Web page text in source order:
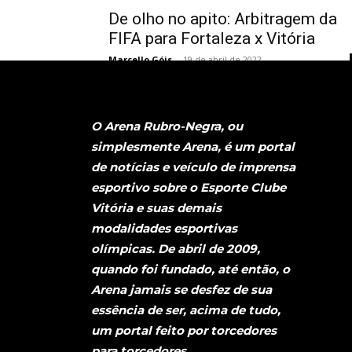
De olho no apito: Arbitragem da
FIFA para Fortaleza x Vitória
Marcello Góis - 19 de abril de 2022
O Arena Rubro-Negra, ou
simplesmente Arena, é um portal
de notícias e veículo de imprensa
esportivo sobre o Esporte Clube
Vitória e suas demais
modalidades esportivas
olímpicas. De abril de 2009,
quando foi fundado, até então, o
Arena jamais se desfez de sua
essência de ser, acima de tudo,
um portal feito por torcedores